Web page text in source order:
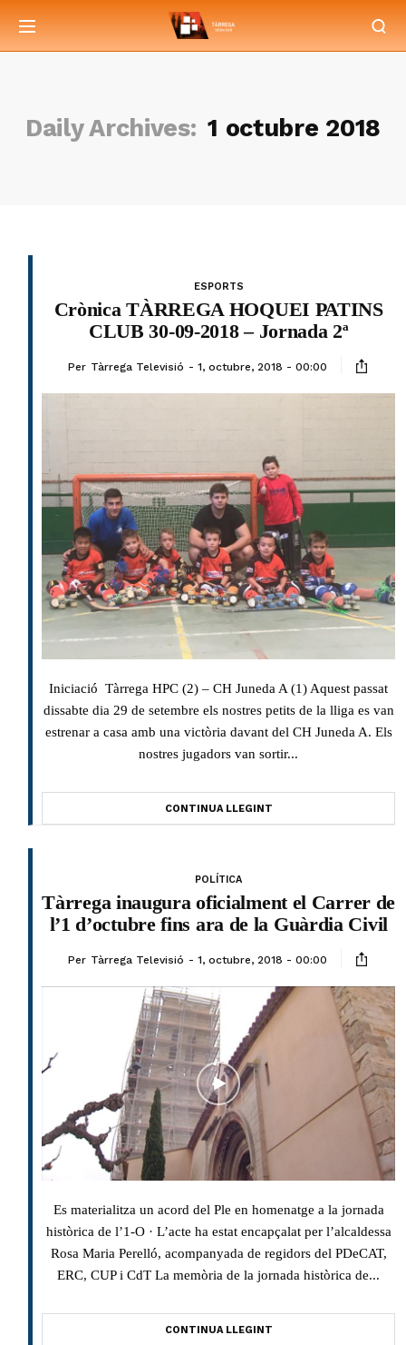
Daily Archives: 1 octubre 2018
ESPORTS
Crònica TÀRREGA HOQUEI PATINS
CLUB 30-09-2018 – Jornada 2ª
Per Tàrrega Televisió 1, octubre, 2018 - 00:00
Iniciació Tàrrega HPC (2) – CH Juneda A (1) Aquest passat
dissabte dia 29 de setembre els nostres petits de la lliga es van
estrenar a casa amb una victòria davant del CH Juneda A. Els
nostres jugadors van sortir...
CONTINUA LLEGINT
POLÍTICA
Tàrrega inaugura oficialment el Carrer de
l’1 d’octubre fins ara de la Guàrdia Civil
Per Tàrrega Televisió 1, octubre, 2018 - 00:00
Es materialitza un acord del Ple en homenatge a la jornada
històrica de l’1-O · L’acte ha estat encapçalat per l’alcaldessa
Rosa Maria Perelló, acompanyada de regidors del PDeCAT,
ERC, CUP i CdT La memòria de la jornada històrica de...
CONTINUA LLEGINT